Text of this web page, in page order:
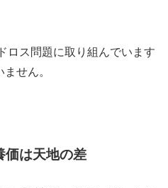
ロス問題に取り組んでいます
せん。
価は天地の差